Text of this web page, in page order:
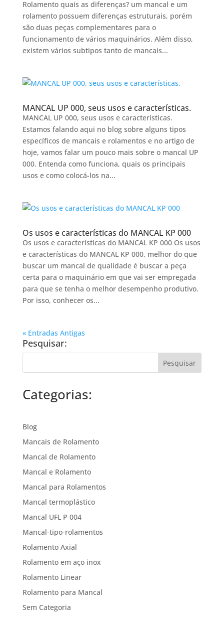
Rolamento quais as diferenças? um mancal e um
rolamento possuem diferenças estruturais, porém
são duas peças complementares para o
funcionamento de vários maquinários. Além disso,
existem vários subtipos tanto de mancais...
MANCAL UP 000, seus usos e características.
MANCAL UP 000, seus usos e características.
Estamos falando aqui no blog sobre alguns tipos
específicos de mancais e rolamentos e no artigo de
hoje, vamos falar um pouco mais sobre o mancal UP
000. Entenda como funciona, quais os principais
usos e como colocá-los na...
Os usos e características do MANCAL KP 000
Os usos e características do MANCAL KP 000 Os usos
e características do MANCAL KP 000, melhor do que
buscar um mancal de qualidade é buscar a peça
certa para o maquinário em que vai ser empregada
para que se tenha o melhor desempenho produtivo.
Por isso, conhecer os...
« Entradas Antigas
Pesquisar:
Categorias:
Blog
Mancais de Rolamento
Mancal de Rolamento
Mancal e Rolamento
Mancal para Rolamentos
Mancal termoplástico
Mancal UFL P 004
Mancal-tipo-rolamentos
Rolamento Axial
Rolamento em aço inox
Rolamento Linear
Rolamento para Mancal
Sem Categoria